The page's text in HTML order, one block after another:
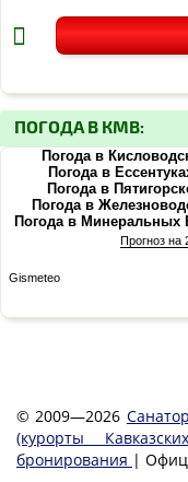
ПОГОДА В КМВ:
Погода в
Погода в
Погода в
Погода в
Погода в Минеральных
Gismeteo
Прогноз на
© 2009—2026
(курорты
бронирования |